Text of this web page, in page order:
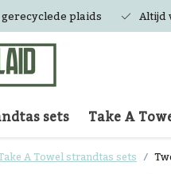
plaids Altijd
sets Take A
A Towel strandtas sets